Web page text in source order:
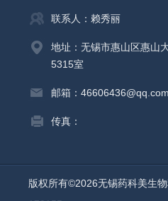
联系人：赖秀丽
地址：无锡市惠山区惠山
5315室
邮箱：46606436@qq.com
传真：
版权所有©2026无锡药科美生